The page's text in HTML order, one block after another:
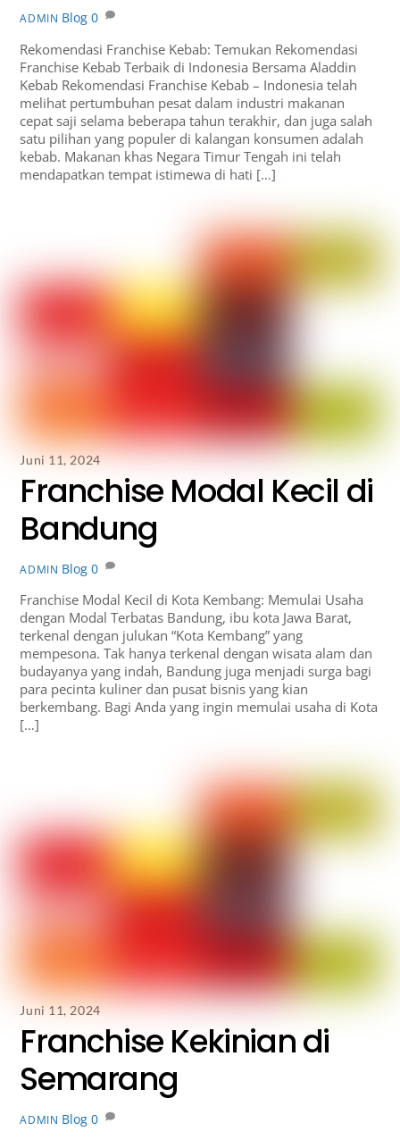
ADMIN Blog 0
Rekomendasi Franchise Kebab: Temukan Rekomendasi
Franchise Kebab Terbaik di Indonesia Bersama Aladdin
Kebab Rekomendasi Franchise Kebab – Indonesia telah
melihat pertumbuhan pesat dalam industri makanan
cepat saji selama beberapa tahun terakhir, dan juga salah
satu pilihan yang populer di kalangan konsumen adalah
kebab. Makanan khas Negara Timur Tengah ini telah
mendapatkan tempat istimewa di hati […]
Juni 11, 2024
Franchise Modal Kecil di
Bandung
ADMIN Blog 0
Franchise Modal Kecil di Kota Kembang: Memulai Usaha
dengan Modal Terbatas Bandung, ibu kota Jawa Barat,
terkenal dengan julukan “Kota Kembang” yang
mempesona. Tak hanya terkenal dengan wisata alam dan
budayanya yang indah, Bandung juga menjadi surga bagi
para pecinta kuliner dan pusat bisnis yang kian
berkembang. Bagi Anda yang ingin memulai usaha di Kota
[…]
Juni 11, 2024
Franchise Kekinian di
Semarang
ADMIN Blog 0